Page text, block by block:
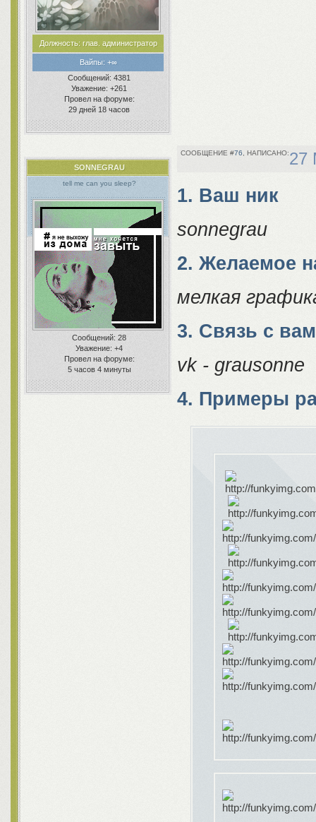
Должность:глав. администратор
Вайпы:+∞
Сообщений: 4381
Уважение: +261
Провел на форуме:
29 дней 18 часов
76 27
SONNEGRAU
tell me can you sleep?
Сообщений: 28
Уважение: +4
Провел на форуме:
5 часов 4 минуты
1. Ваш ник
sonnegrau
2. Желаемое
мелкая
3. Связь с
vk - grausonne
4. Примеры